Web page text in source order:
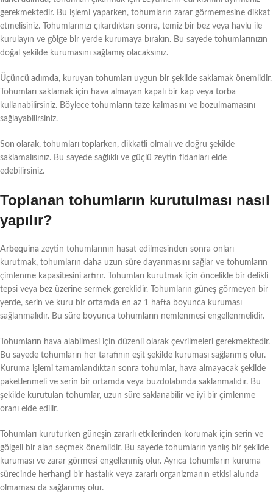
gerekmektedir. Bu işlemi yaparken, tohumların zarar görmemesine dikkat
etmelisiniz. Tohumlarınızı çıkardıktan sonra, temiz bir bez veya havlu ile
kurulayın ve gölge bir yerde kurumaya bırakın. Bu sayede tohumlarınızın
doğal şekilde kurumasını sağlamış olacaksınız.
Üçüncü adımda, kuruyan tohumları uygun bir şekilde saklamak önemlidir.
Tohumları saklamak için hava almayan kapalı bir kap veya torba
kullanabilirsiniz. Böylece tohumların taze kalmasını ve bozulmamasını
sağlayabilirsiniz.
Son olarak, tohumları toplarken, dikkatli olmalı ve doğru şekilde
saklamalısınız. Bu sayede sağlıklı ve güçlü zeytin fidanları elde
edebilirsiniz.
Toplanan tohumların kurutulması nasıl
yapılır?
Arbequina zeytin tohumlarının hasat edilmesinden sonra onları
kurutmak, tohumların daha uzun süre dayanmasını sağlar ve tohumların
çimlenme kapasitesini artırır. Tohumları kurutmak için öncelikle bir delikli
tepsi veya bez üzerine sermek gereklidir. Tohumların güneş görmeyen bir
yerde, serin ve kuru bir ortamda en az 1 hafta boyunca kuruması
sağlanmalıdır. Bu süre boyunca tohumların nemlenmesi engellenmelidir.
Tohumların hava alabilmesi için düzenli olarak çevrilmeleri gerekmektedir.
Bu sayede tohumların her tarafının eşit şekilde kuruması sağlanmış olur.
Kuruma işlemi tamamlandıktan sonra tohumlar, hava almayacak şekilde
paketlenmeli ve serin bir ortamda veya buzdolabında saklanmalıdır. Bu
şekilde kurutulan tohumlar, uzun süre saklanabilir ve iyi bir çimlenme
oranı elde edilir.
Tohumları kuruturken güneşin zararlı etkilerinden korumak için serin ve
gölgeli bir alan seçmek önemlidir. Bu sayede tohumların yanlış bir şekilde
kuruması ve zarar görmesi engellenmiş olur. Ayrıca tohumların kuruma
sürecinde herhangi bir hastalık veya zararlı organizmanın etkisi altında
olmaması da sağlanmış olur.